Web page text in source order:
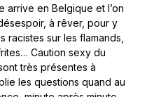
arrive en Belgique et l’on
à rêver, pour y
sur les flamands,
Caution sexy du
très présentes à
les questions quand au